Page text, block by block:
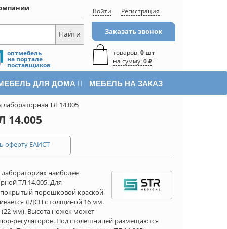
оптмебель
на портале
поставщиков
Войти Регистрация
Заказать звонок
товаров:0 шт
на сумму: 0 ₽
ДЛЯ ДОМА МЕБЕЛЬ НА ЗАКАЗ
лабораторная ТЛ 14.005
14.005
оферту ЕАИСТ
наиболее
ТЛ 14.005. Для
покрытый порошковой краской
ЛДСП с толщиной 16 мм.
мм). Высота ножек может
регуляторов. Под столешницей размещаются